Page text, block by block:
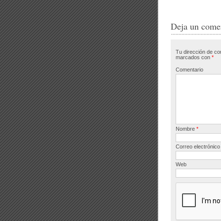
e
o
o
Deja un
Tu dirección de
marcados con *
Comentario
Nombre *
Correo electrónico
Web